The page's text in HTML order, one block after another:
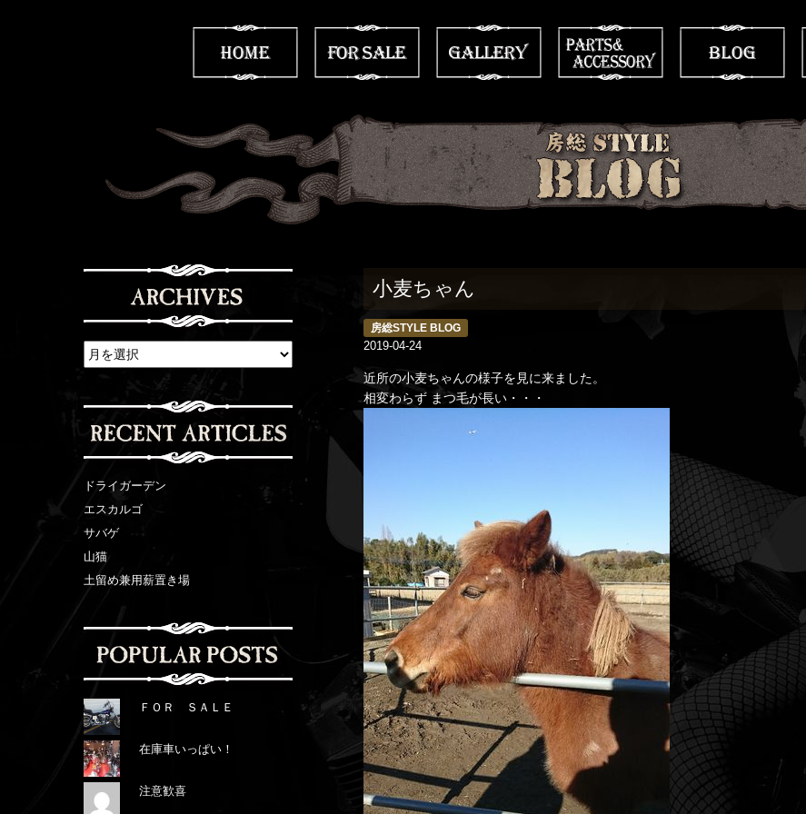
ドライガーデン
エスカルゴ
サバゲ
山猫
土留め兼用薪置き場
ＦＯＲ ＳＡＬＥ
在庫車いっぱい！
注意歓喜
小麦ちゃん
房総STYLE BLOG
2019-04-24
近所の小麦ちゃんの様子を見に来ました。
相変わらず まつ毛が長い・・・